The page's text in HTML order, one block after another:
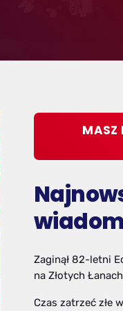
MASZ
Zaginął 82-letni
na Złotych Łanach
Czas zatrzeć złe